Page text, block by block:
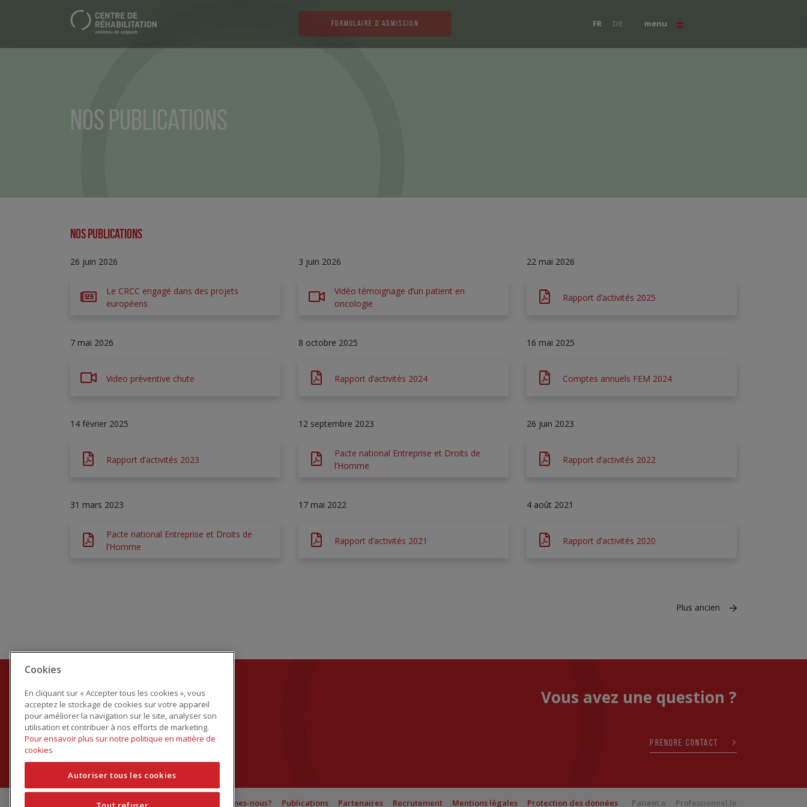
FORMULAIRE D'ADMISSION FR DE menu
Nos Publications
Nos Publications
26 juin 2026
Le CRCC engagé dans des projets
européens
3 juin 2026
Vidéo témoignage d’un patient en
oncologie
22 mai 2026
Rapport d’activités 2025
7 mai 2026
Video préventive chute
8 octobre 2025
Rapport d’activités 2024
16 mai 2025
Comptes annuels FEM 2024
14 février 2025
Rapport d’activités 2023
12 septembre 2023
Pacte national Entreprise et Droits de
l’Homme
26 juin 2023
Rapport d’activités 2022
31 mars 2023
Pacte national Entreprise et Droits de
l’Homme
17 mai 2022
Rapport d’activités 2021
4 août 2021
Rapport d’activités 2020
Plus ancien
Vous avez une question ?
PRENDRE CONTACT
© Œuvre Aline et Emile Mayrisch Qui sommes-nous? Publications Partenaires Recrutement Mentions légales Protection des données Patient.e Professionnel.le
Cookies
En cliquant sur « Accepter tous les cookies », vous
acceptez le stockage de cookies sur votre appareil
pour améliorer la navigation sur le site, analyser son
utilisation et contribuer à nos efforts de marketing.
Pour ensavoir plus sur notre politique en matière de
cookies
Autoriser tous les cookies